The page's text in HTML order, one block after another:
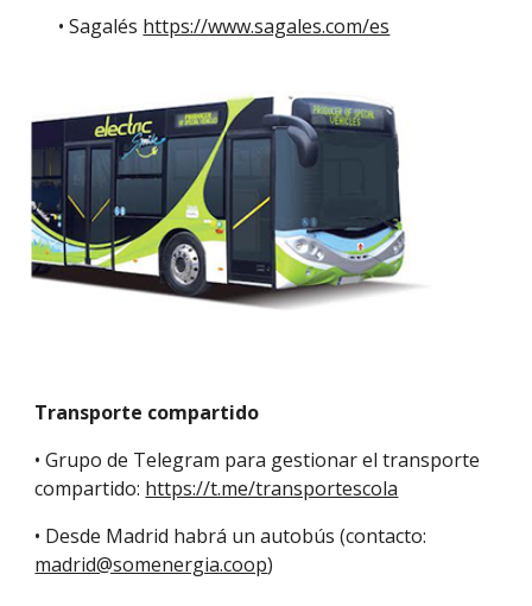
• Sagalés https://www.sagales.com/es
Transporte compartido
• Grupo de Telegram para gestionar el transporte
compartido: https://t.me/transportescola
madrid@somenergia.coop)